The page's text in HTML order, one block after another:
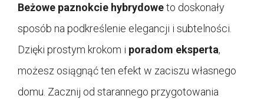
Beżowe paznokcie hybrydoweto doskonały
sposób na podkreślenie elegancji i subtelności.
Dzięki prostym krokom i poradom eksperta,
możesz osiągnąć ten efekt w zaciszu własnego
domu. Zacznij od starannego przygotowania